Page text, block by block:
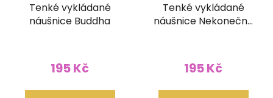
Tenké vykládané
náušnice Buddha
195 Kč
Tenké vykládané
náušnice Nekonečný
195 Kč